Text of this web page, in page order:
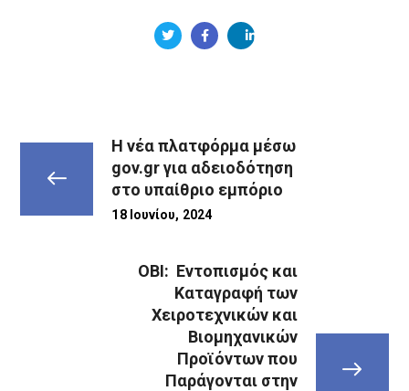
Η νέα πλατφόρμα μέσω
gov.gr για αδειοδότηση
στο υπαίθριο εμπόριο
18 Ιουνίου, 2024
ΟΒΙ: Εντοπισμός και
Καταγραφή των
Χειροτεχνικών και
Βιομηχανικών
Προϊόντων που
Παράγονται στην